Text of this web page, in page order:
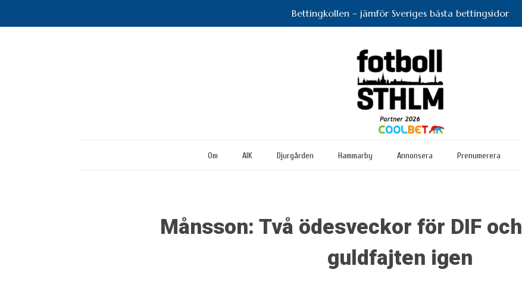
Bettingkollen – jämför Sveriges bästa bettingsidor
Om AIK Djurgården Hammarby Annonsera Prenumerera
Månsson: Två ödesveckor för DIF
guldfajten igen